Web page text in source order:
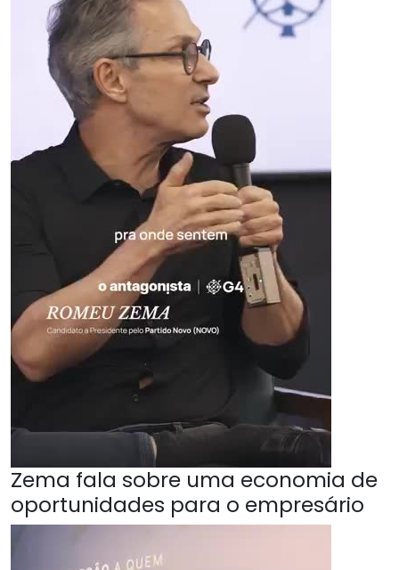
Zema fala sobre uma economia de
oportunidades para o empresário